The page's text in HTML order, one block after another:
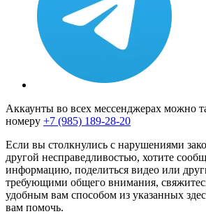
Аккаунты во всех мессенджерах можно
номеру +7 (985) 189-28-20
Если вы столкнулись с нарушениями
другой несправедливостью, хотите
информацию, поделиться видео или
требующими общего внимания,
удобным вам способом из указанных
вам помочь.